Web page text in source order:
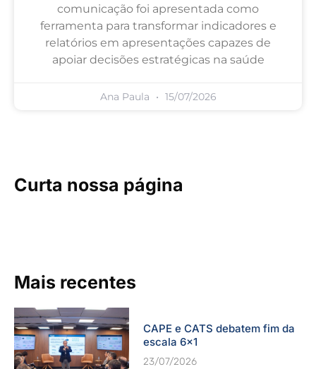
comunicação foi apresentada como
ferramenta para transformar indicadores e
relatórios em apresentações capazes de
apoiar decisões estratégicas na saúde
Ana Paula 15/07/2026
Curta nossa página
Mais recentes
CAPE e CATS debatem fim da
escala 6×1
23/07/2026